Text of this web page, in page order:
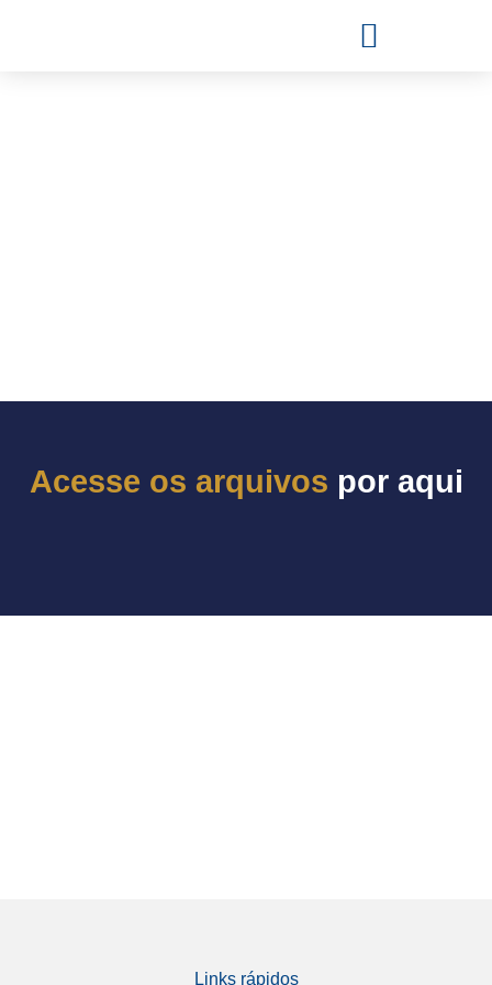
Acesse os arquivos por aqui
Links rápidos